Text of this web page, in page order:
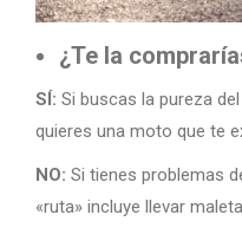
¿Te la
SÍ: Si buscas la pureza
quieres una moto que te
NO: Si tienes problemas
«ruta» incluye llevar